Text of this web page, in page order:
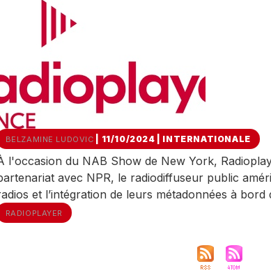
BELZAMINE LUDOVIC | 11/10/2024 INTERNATIONALE
l'occasion du NAB Show de New York,
avec NPR, le radiodiffuseur public
et l’intégration de leurs métadonnées à
RADIOPLAYER